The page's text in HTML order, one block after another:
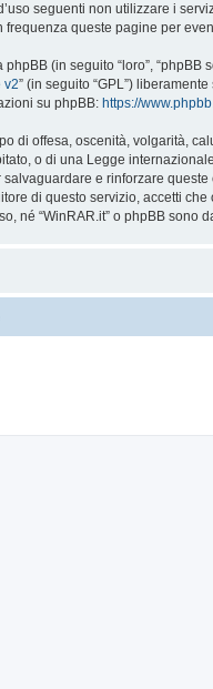
seguenti non utilizzare i
queste pagine per
phpBB (in seguito “loro”,
v2” (in seguito “GPL”)
su phpBB: https://
di offesa, oscenità, volgarità,
o di una Legge
e rinforzare
di questo servizio, accetti
né “WinRAR.it” o phpBB